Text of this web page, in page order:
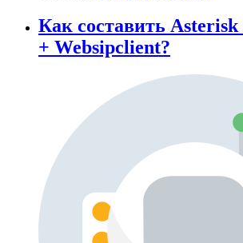
Как составить
+ Websipclient?